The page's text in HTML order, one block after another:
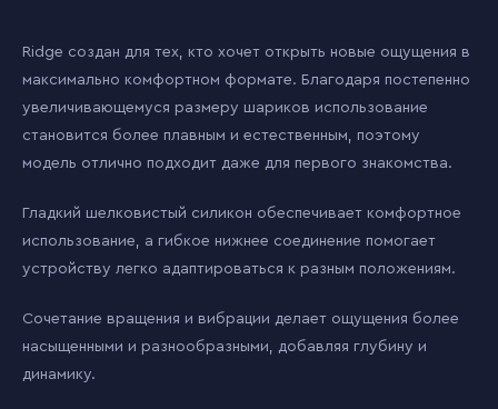
Ridge создан для тех, кто хочет открыть новые ощущения в
максимально комфортном формате. Благодаря постепенно
увеличивающемуся размеру шариков использование
становится более плавным и естественным, поэтому
модель отлично подходит даже для первого знакомства.
Гладкий шелковистый силикон обеспечивает комфортное
использование, а гибкое нижнее соединение помогает
устройству легко адаптироваться к разным положениям.
Сочетание вращения и вибрации делает ощущения более
насыщенными и разнообразными, добавляя глубину и
динамику.